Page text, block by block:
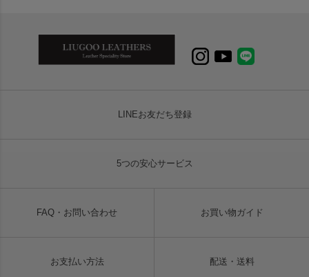
LINEお友だち登録
5つの安心サービス
FAQ・お問い合わせ お買い物ガイド
お支払い方法 配送・送料